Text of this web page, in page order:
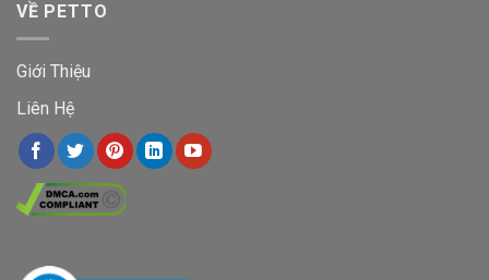
VỀ PETTO
Giới Thiệu
Liên Hệ